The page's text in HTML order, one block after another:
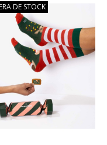
DE STOCK